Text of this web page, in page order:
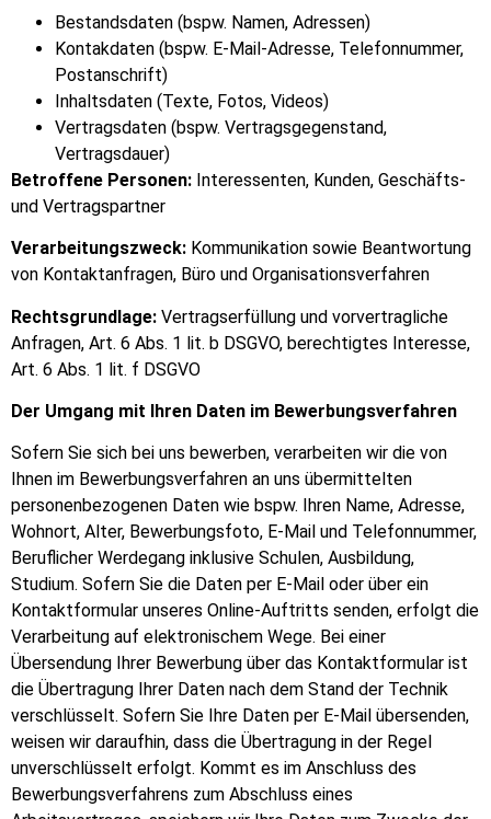
Bestandsdaten (bspw. Namen, Adressen)
Kontakdaten (bspw. E-Mail-Adresse, Telefonnummer,
Postanschrift)
Inhaltsdaten (Texte, Fotos, Videos)
Vertragsdaten (bspw. Vertragsgegenstand,
Vertragsdauer)
Betroffene Personen: Interessenten, Kunden, Geschäfts-
und Vertragspartner
Verarbeitungszweck: Kommunikation sowie Beantwortung
von Kontaktanfragen, Büro und Organisationsverfahren
Rechtsgrundlage: Vertragserfüllung und vorvertragliche
Anfragen, Art. 6 Abs. 1 lit. b DSGVO, berechtigtes Interesse,
Art. 6 Abs. 1 lit. f DSGVO
Der Umgang mit Ihren Daten im Bewerbungsverfahren
Sofern Sie sich bei uns bewerben, verarbeiten wir die von
Ihnen im Bewerbungsverfahren an uns übermittelten
personenbezogenen Daten wie bspw. Ihren Name, Adresse,
Wohnort, Alter, Bewerbungsfoto, E-Mail und Telefonnummer,
Beruflicher Werdegang inklusive Schulen, Ausbildung,
Studium. Sofern Sie die Daten per E-Mail oder über ein
Kontaktformular unseres Online-Auftritts senden, erfolgt die
Verarbeitung auf elektronischem Wege. Bei einer
Übersendung Ihrer Bewerbung über das Kontaktformular ist
die Übertragung Ihrer Daten nach dem Stand der Technik
verschlüsselt. Sofern Sie Ihre Daten per E-Mail übersenden,
weisen wir daraufhin, dass die Übertragung in der Regel
unverschlüsselt erfolgt. Kommt es im Anschluss des
Bewerbungsverfahrens zum Abschluss eines